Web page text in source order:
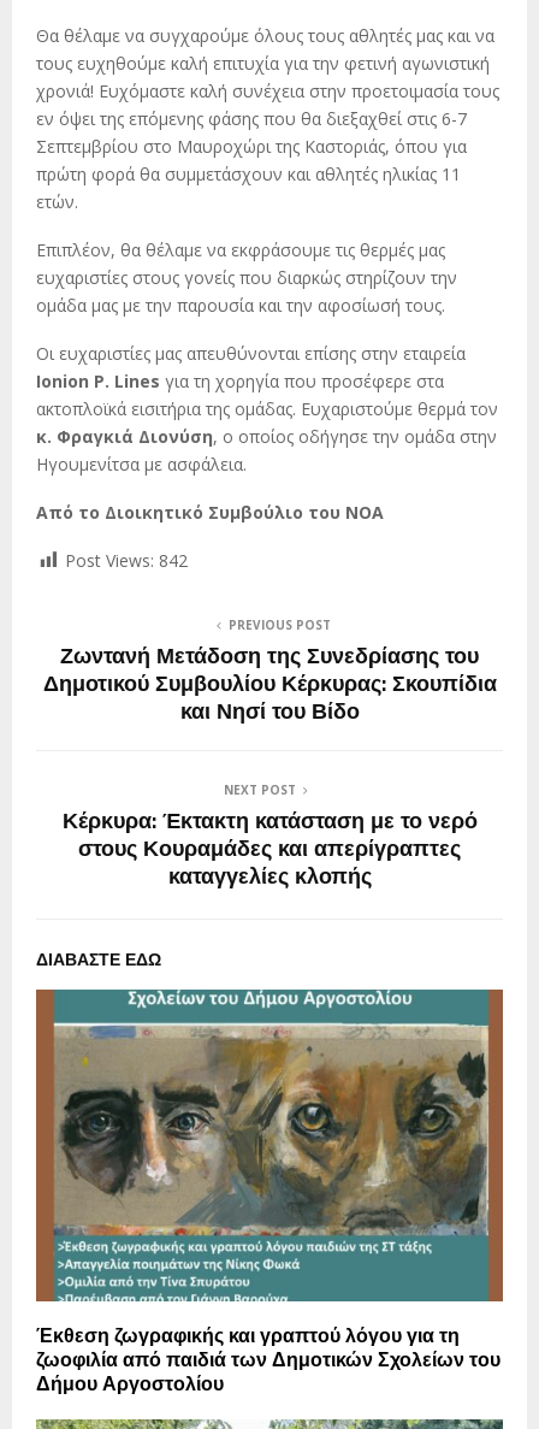
Θα θέλαμε να συγχαρούμε όλους τους αθλητές μας και να
τους ευχηθούμε καλή επιτυχία για την φετινή αγωνιστική
χρονιά! Ευχόμαστε καλή συνέχεια στην προετοιμασία τους
εν όψει της επόμενης φάσης που θα διεξαχθεί στις 6-7
Σεπτεμβρίου στο Μαυροχώρι της Καστοριάς, όπου για
πρώτη φορά θα συμμετάσχουν και αθλητές ηλικίας 11
ετών.
Επιπλέον, θα θέλαμε να εκφράσουμε τις θερμές μας
ευχαριστίες στους γονείς που διαρκώς στηρίζουν την
ομάδα μας με την παρουσία και την αφοσίωσή τους.
Οι ευχαριστίες μας απευθύνονται επίσης στην εταιρεία
Ionion P. Lines για τη χορηγία που προσέφερε στα
ακτοπλοϊκά εισιτήρια της ομάδας. Ευχαριστούμε θερμά τον
κ. Φραγκιά Διονύση, ο οποίος οδήγησε την ομάδα στην
Ηγουμενίτσα με ασφάλεια.
Από το Διοικητικό Συμβούλιο του ΝΟΑ
Post Views: 842
PREVIOUS POST
Ζωντανή Μετάδοση της Συνεδρίασης του
Δημοτικού Συμβουλίου Κέρκυρας: Σκουπίδια
και Νησί του Βίδο
NEXT POST
Κέρκυρα: Έκτακτη κατάσταση με το νερό
στους Κουραμάδες και απερίγραπτες
καταγγελίες κλοπής
ΔΙΑΒΑΣΤΕ ΕΔΩ
Έκθεση ζωγραφικής και γραπτού λόγου για τη
ζωοφιλία από παιδιά των Δημοτικών Σχολείων του
Δήμου Αργοστολίου